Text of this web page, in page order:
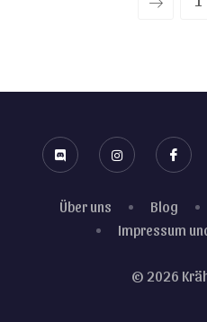
Über uns Blog
Impressum
© 2026